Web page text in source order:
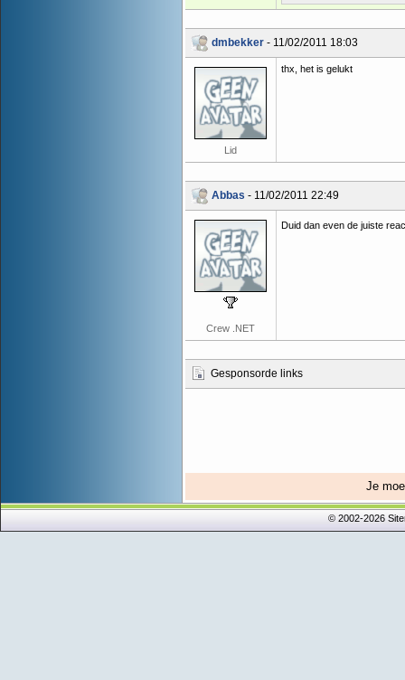
dmbekker - 11/02/2011 18:03
Lid
thx, het is gelukt
Abbas - 11/02/2011 22:49
Crew .NET
Duid dan even de juiste
Gesponsorde links
Je
© 2002-2026